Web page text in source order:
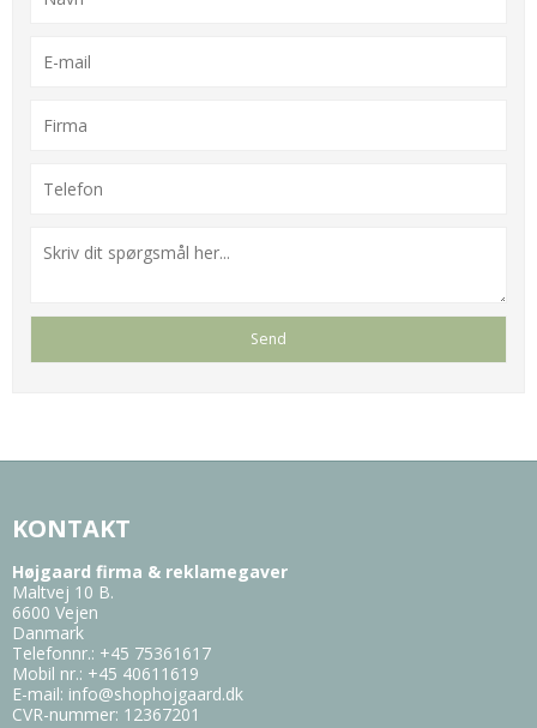
KONTAKT
Højgaard firma & reklamegaver
Maltvej 10 B.
6600 Vejen
Danmark
Telefonnr.: +45 75361617
Mobil nr.: +45 40611619
E-mail: info@shophojgaard.dk
CVR-nummer: 12367201